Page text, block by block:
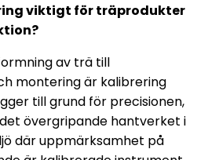
viktigt för träprodukter
av trä till
montering är kalibrering
till grund för precisionen,
övergripande hantverket i
där uppmärksamhet på